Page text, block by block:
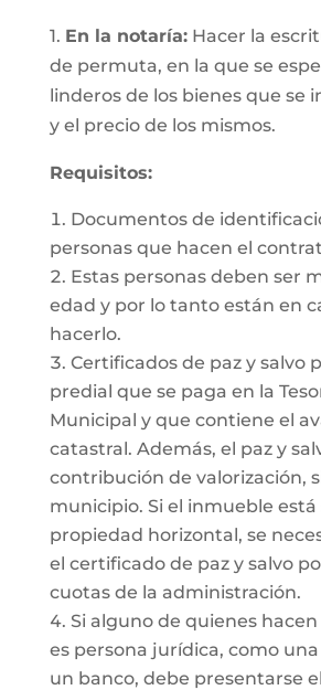
1. En la notaría:Hacer la
de permuta, en la que se
linderos de los bienes que se
y el precio de los mismos.
Requisitos:
Documentos de
personas que hacen el
Estas personas deben ser
edad y por lo tanto están en
hacerlo.
Certificados de paz y salvo
predial que se paga en la
Municipal y que contiene el
catastral. Además, el paz y
contribución de valorización,
municipio. Si el inmueble
propiedad horizontal, se
el certificado de paz y salvo
cuotas de la administración.
Si alguno de quienes
es persona jurídica, como
un banco, debe presentarse